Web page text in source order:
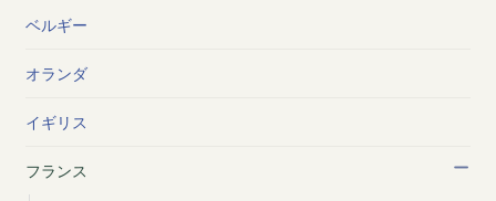
ベルギー
オランダ
イギリス
フランス